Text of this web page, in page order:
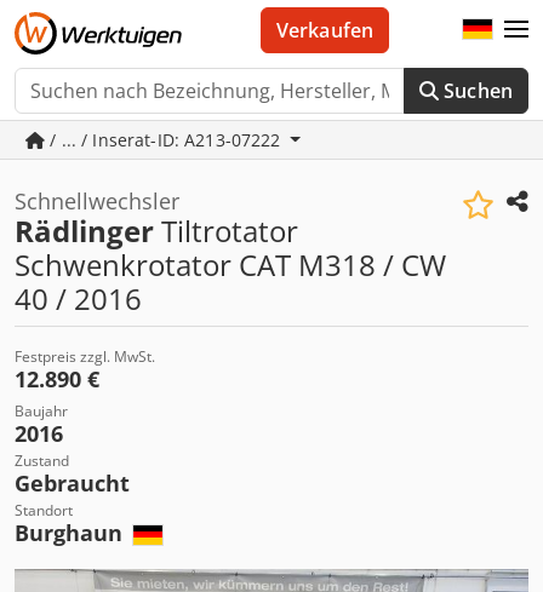
Suchen
Verkaufen
/ ... / Inserat-ID: A213-07222
Schnellwechsler
RädlingerTiltrotator
Schwenkrotator CAT M318 / CW
40 / 2016
Festpreis zzgl. MwSt.
12.890 €
Baujahr
2016
Zustand
Gebraucht
Standort
Burghaun